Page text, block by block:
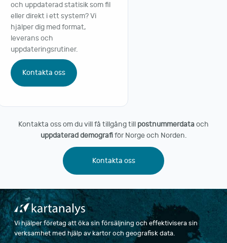
och uppdaterad statisik som fil
eller direkt i ett system? Vi
hjälper dig med format,
leverans och
uppdateringsrutiner.
Kontakta oss
Kontakta oss om du vill få tillgång till postnummerdataoch
uppdaterad demografiför Norge och Norden.
Kontakta oss
Vi hjälper företag att öka sin försäljning och effektivisera sin
verksamhet med hjälp av kartor och geografisk data.